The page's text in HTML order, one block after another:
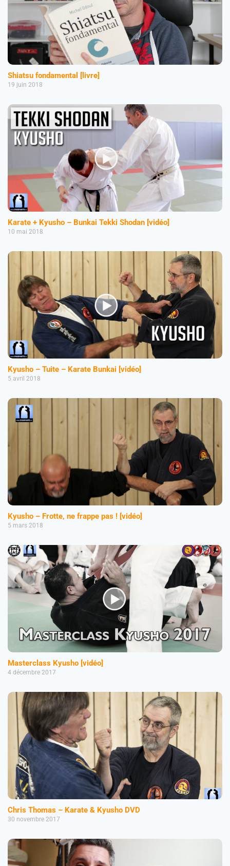
Shiatsu fondamental [livre]
19 juin 2018
Karate + Kyusho – Bunkai Tekki Shodan [vidéo]
10 mai 2018
Kyusho – Tuite – Karate Bunkai [vidéo]
5 avril 2018
Kyusho – Frotte, ne frappe pas ! [vidéo]
5 mars 2018
Masterclass Kyusho [vidéo]
4 décembre 2017
Chris Thomas – Karate & Kyusho DVD
30 novembre 2017